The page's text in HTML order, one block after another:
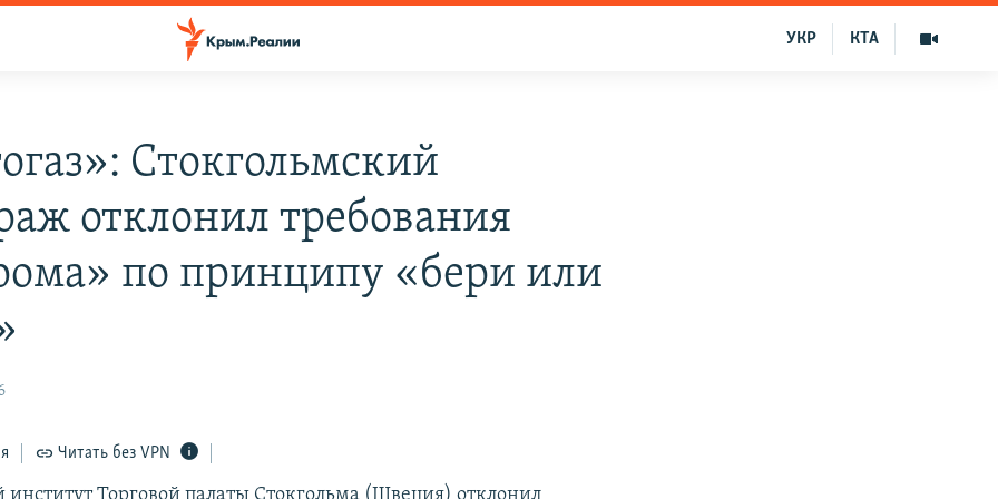
КТА
УКР
Стокгольмский
отклонил требования
по принципу «бери или
Читать без VPN